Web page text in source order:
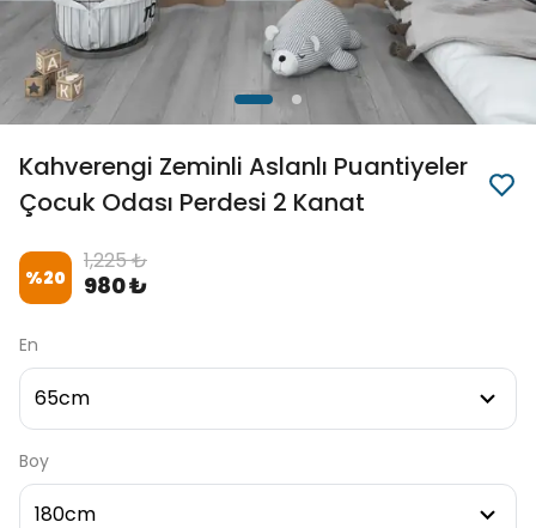
Kahverengi Zeminli Aslanlı Puantiyeler
Çocuk Odası Perdesi 2 Kanat
%20
1,225 ₺
980 ₺
En
Boy